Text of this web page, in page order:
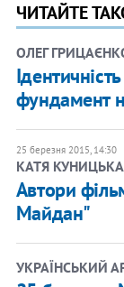
ЧИТАЙТЕ
ОЛЕГ
фундамент
25 березня 2015, 14:30
КАТЯ КУНИЦЬКА
Автори
Майдан"
УКРАЇНСЬКИЙ